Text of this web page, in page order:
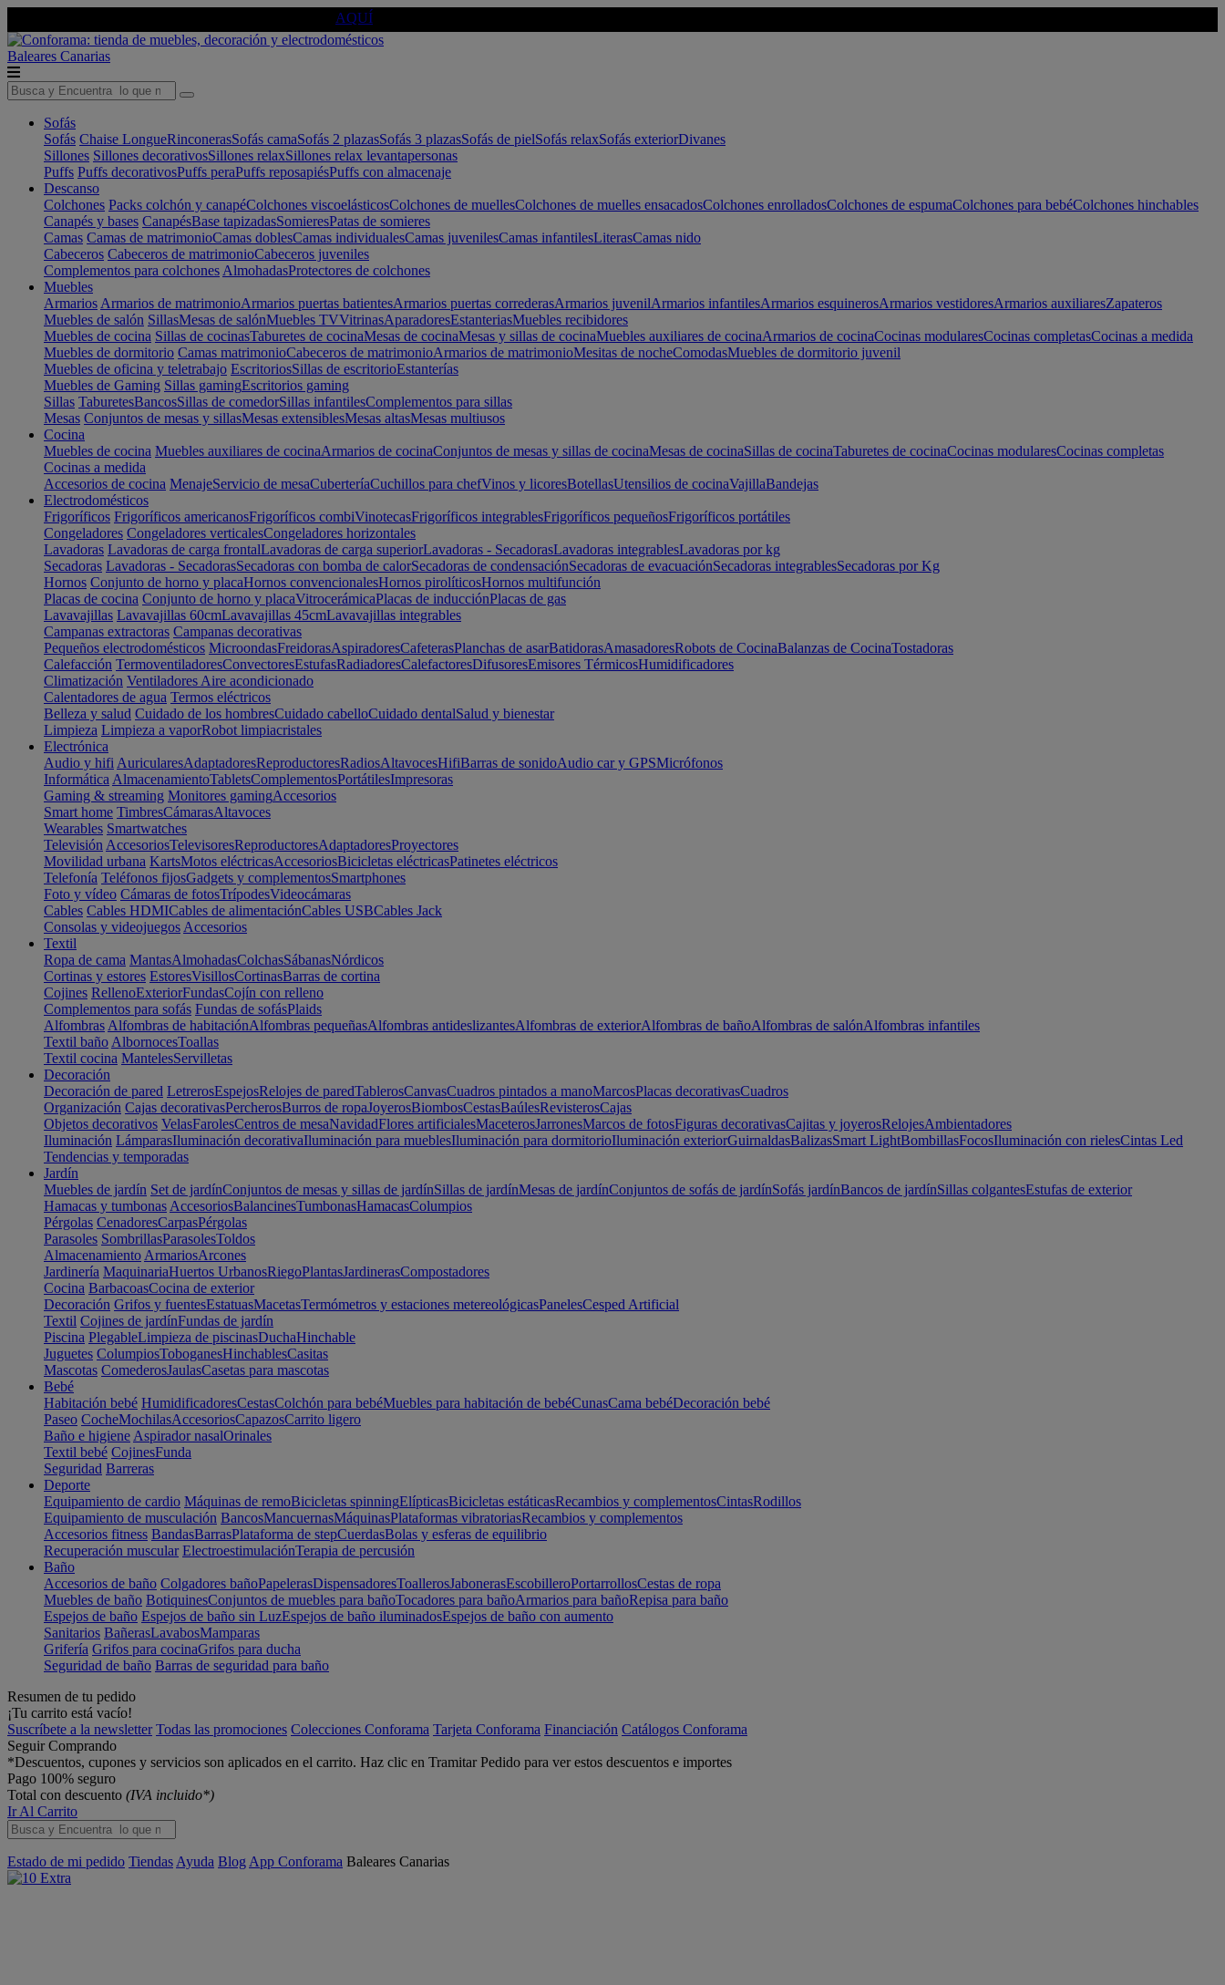
AQUÍ
Baleares Canarias
Sofás
Sofás Chaise LongueRinconerasSofás camaSofás 2 plazasSofás 3 plazasSofás de pielSofás relaxSofás exteriorDivanes
Sillones Sillones decorativosSillones relaxSillones relax levantapersonas
Puffs Puffs decorativosPuffs peraPuffs reposapiésPuffs con almacenaje
Descanso
Colchones Packs colchón y canapéColchones viscoelásticosColchones de muellesColchones de muelles ensacadosColchones enrolladosColchones de espumaColchones para bebéColchones hinchables
Canapés y bases CanapésBase tapizadasSomieresPatas de somieres
Camas Camas de matrimonioCamas doblesCamas individualesCamas juvenilesCamas infantilesLiterasCamas nido
Cabeceros Cabeceros de matrimonioCabeceros juveniles
Complementos para colchones AlmohadasProtectores de colchones
Muebles
Armarios Armarios de matrimonioArmarios puertas batientesArmarios puertas correderasArmarios juvenilArmarios infantilesArmarios esquinerosArmarios vestidoresArmarios auxiliaresZapateros
Muebles de salón SillasMesas de salónMuebles TVVitrinasAparadoresEstanteriasMuebles recibidores
Muebles de cocina Sillas de cocinasTaburetes de cocinaMesas de cocinaMesas y sillas de cocinaMuebles auxiliares de cocinaArmarios de cocinaCocinas modularesCocinas completasCocinas a medida
Muebles de dormitorio Camas matrimonioCabeceros de matrimonioArmarios de matrimonioMesitas de nocheComodasMuebles de dormitorio juvenil
Muebles de oficina y teletrabajo EscritoriosSillas de escritorioEstanterías
Muebles de Gaming Sillas gamingEscritorios gaming
Sillas TaburetesBancosSillas de comedorSillas infantilesComplementos para sillas
Mesas Conjuntos de mesas y sillasMesas extensiblesMesas altasMesas multiusos
Cocina
Muebles de cocina Muebles auxiliares de cocinaArmarios de cocinaConjuntos de mesas y sillas de cocinaMesas de cocinaSillas de cocinaTaburetes de cocinaCocinas modularesCocinas completas
Cocinas a medida
Accesorios de cocina MenajeServicio de mesaCuberteríaCuchillos para chefVinos y licoresBotellasUtensilios de cocinaVajillaBandejas
Electrodomésticos
Frigoríficos Frigoríficos americanosFrigoríficos combiVinotecasFrigoríficos integrablesFrigoríficos pequeñosFrigoríficos portátiles
Congeladores Congeladores verticalesCongeladores horizontales
Lavadoras Lavadoras de carga frontalLavadoras de carga superiorLavadoras - SecadorasLavadoras integrablesLavadoras por kg
Secadoras Lavadoras - SecadorasSecadoras con bomba de calorSecadoras de condensaciónSecadoras de evacuaciónSecadoras integrablesSecadoras por Kg
Hornos Conjunto de horno y placaHornos convencionalesHornos pirolíticosHornos multifunción
Placas de cocina Conjunto de horno y placaVitrocerámicaPlacas de inducciónPlacas de gas
Lavavajillas Lavavajillas 60cmLavavajillas 45cmLavavajillas integrables
Campanas extractoras Campanas decorativas
Pequeños electrodomésticos MicroondasFreidorasAspiradoresCafeterasPlanchas de asarBatidorasAmasadoresRobots de CocinaBalanzas de CocinaTostadoras
Calefacción TermoventiladoresConvectoresEstufasRadiadoresCalefactoresDifusoresEmisores TérmicosHumidificadores
Climatización Ventiladores Aire acondicionado
Calentadores de agua Termos eléctricos
Belleza y salud Cuidado de los hombresCuidado cabelloCuidado dentalSalud y bienestar
Limpieza Limpieza a vaporRobot limpiacristales
Electrónica
Audio y hifi AuricularesAdaptadoresReproductoresRadiosAltavocesHifiBarras de sonidoAudio car y GPSMicrófonos
Informática AlmacenamientoTabletsComplementosPortátilesImpresoras
Gaming & streaming Monitores gamingAccesorios
Smart home TimbresCámarasAltavoces
Wearables Smartwatches
Televisión AccesoriosTelevisoresReproductoresAdaptadoresProyectores
Movilidad urbana KartsMotos eléctricasAccesoriosBicicletas eléctricasPatinetes eléctricos
Telefonía Teléfonos fijosGadgets y complementosSmartphones
Foto y vídeo Cámaras de fotosTrípodesVideocámaras
Cables Cables HDMICables de alimentaciónCables USBCables Jack
Consolas y videojuegos Accesorios
Textil
Ropa de cama MantasAlmohadasColchasSábanasNórdicos
Cortinas y estores EstoresVisillosCortinasBarras de cortina
Cojines RellenoExteriorFundasCojín con relleno
Complementos para sofás Fundas de sofásPlaids
Alfombras Alfombras de habitaciónAlfombras pequeñasAlfombras antideslizantesAlfombras de exteriorAlfombras de bañoAlfombras de salónAlfombras infantiles
Textil baño AlbornocesToallas
Textil cocina MantelesServilletas
Decoración
Decoración de pared LetrerosEspejosRelojes de paredTablerosCanvasCuadros pintados a manoMarcosPlacas decorativasCuadros
Organización Cajas decorativasPercherosBurros de ropaJoyerosBiombosCestasBaúlesRevisterosCajas
Objetos decorativos VelasFarolesCentros de mesaNavidadFlores artificialesMaceterosJarronesMarcos de fotosFiguras decorativasCajitas y joyerosRelojesAmbientadores
Iluminación LámparasIluminación decorativaIluminación para mueblesIluminación para dormitorioIluminación exteriorGuirnaldasBalizasSmart LightBombillasFocosIluminación con rielesCintas Led
Tendencias y temporadas
Jardín
Muebles de jardín Set de jardínConjuntos de mesas y sillas de jardínSillas de jardínMesas de jardínConjuntos de sofás de jardínSofás jardínBancos de jardínSillas colgantesEstufas de exterior
Hamacas y tumbonas AccesoriosBalancinesTumbonasHamacasColumpios
Pérgolas CenadoresCarpasPérgolas
Parasoles SombrillasParasolesToldos
Almacenamiento ArmariosArcones
Jardinería MaquinariaHuertos UrbanosRiegoPlantasJardinerasCompostadores
Cocina BarbacoasCocina de exterior
Decoración Grifos y fuentesEstatuasMacetasTermómetros y estaciones metereológicasPanelesCesped Artificial
Textil Cojines de jardínFundas de jardín
Piscina PlegableLimpieza de piscinasDuchaHinchable
Juguetes ColumpiosToboganesHinchablesCasitas
Mascotas ComederosJaulasCasetas para mascotas
Bebé
Habitación bebé HumidificadoresCestasColchón para bebéMuebles para habitación de bebéCunasCama bebéDecoración bebé
Paseo CocheMochilasAccesoriosCapazosCarrito ligero
Baño e higiene Aspirador nasalOrinales
Textil bebé CojinesFunda
Seguridad Barreras
Deporte
Equipamiento de cardio Máquinas de remoBicicletas spinningElípticasBicicletas estáticasRecambios y complementosCintasRodillos
Equipamiento de musculación BancosMancuernasMáquinasPlataformas vibratoriasRecambios y complementos
Accesorios fitness BandasBarrasPlataforma de stepCuerdasBolas y esferas de equilibrio
Recuperación muscular ElectroestimulaciónTerapia de percusión
Baño
Accesorios de baño Colgadores bañoPapelerasDispensadoresToallerosJabonerasEscobilleroPortarrollosCestas de ropa
Muebles de baño BotiquinesConjuntos de muebles para bañoTocadores para bañoArmarios para bañoRepisa para baño
Espejos de baño Espejos de baño sin LuzEspejos de baño iluminadosEspejos de baño con aumento
Sanitarios BañerasLavabosMamparas
Grifería Grifos para cocinaGrifos para ducha
Seguridad de baño Barras de seguridad para baño
Resumen de tu pedido
¡Tu carrito está vacío!
Suscríbete a la newsletter Todas las promociones Colecciones Conforama Tarjeta Conforama Financiación Catálogos Conforama
Seguir Comprando
*Descuentos, cupones y servicios son aplicados en el carrito. Haz clic en Tramitar Pedido para ver estos descuentos e importes
Pago 100% seguro
Total con descuento (IVA incluido*)
Ir Al Carrito
Estado de mi pedido Tiendas Ayuda Blog App Conforama Baleares Canarias